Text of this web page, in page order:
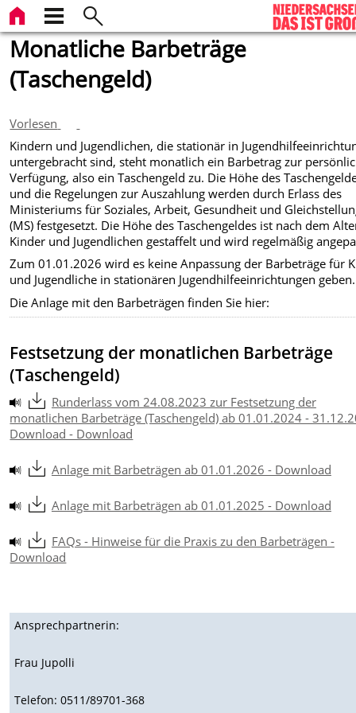
Monatliche Barbeträge
(Taschengeld)
Vorlesen
Kindern und Jugendlichen, die stationär in
untergebracht sind, steht monatlich ein Barbetrag zur
Verfügung, also ein Taschengeld zu. Die Höhe des
und die Regelungen zur Auszahlung werden durch Erlass des
Ministeriums für Soziales, Arbeit, Gesundheit und
(MS) festgesetzt. Die Höhe des Taschengeldes ist nach dem
Kinder und Jugendlichen gestaffelt und wird regelmäßig
Zum 01.01.2026 wird es keine Anpassung der Barbeträge für
und Jugendliche in stationären Jugendhilfeeinrichtungen geben.
Die Anlage mit den Barbeträgen finden Sie hier:
Festsetzung der monatlichen Barbeträge
(Taschengeld)
Runderlass vom 24.08.2023 zur Festsetzung der
monatlichen Barbeträge (Taschengeld) ab 01.01.2024 -
Download - Download
Anlage mit Barbeträgen ab 01.01.2026 - Download
Anlage mit Barbeträgen ab 01.01.2025 - Download
FAQs - Hinweise für die Praxis zu den Barbeträgen -
Download
Ansprechpartnerin:
Frau Jupolli
Telefon: 0511/89701-368